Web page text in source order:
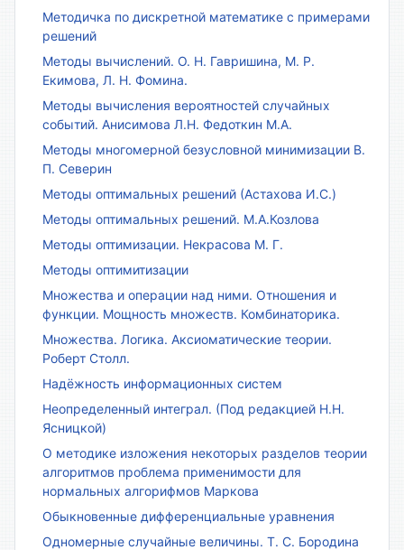
Методичка по дискретной математике с примерами
решений
Методы вычислений. О. Н. Гавришина, М. Р.
Екимова, Л. Н. Фомина.
Методы вычисления вероятностей случайных
событий. Анисимова Л.Н. Федоткин М.А.
Методы многомерной безусловной минимизации В.
П. Северин
Методы оптимальных решений (Астахова И.С.)
Методы оптимальных решений. М.А.Козлова
Методы оптимизации. Некрасова М. Г.
Методы оптимитизации
Множества и операции над ними. Отношения и
функции. Мощность множеств. Комбинаторика.
Множества. Логика. Аксиоматические теории.
Роберт Столл.
Надёжность информационных систем
Неопределенный интеграл. (Под редакцией Н.Н.
Ясницкой)
О методике изложения некоторых разделов теории
алгоритмов проблема применимости для
нормальных алгорифмов Маркова
Обыкновенные дифференциальные уравнения
Одномерные случайные величины. Т. С. Бородина